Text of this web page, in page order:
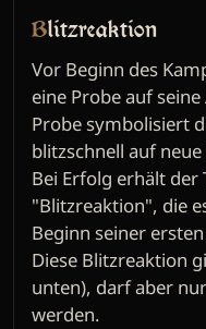
Blitzreaktion
Vor Beginn des
eine Probe auf
Probe symbolisiert
blitzschnell auf
Bei Erfolg erhält der
"Blitzreaktion", die
Beginn seiner
Diese Blitzreaktion
unten), darf aber
werden.